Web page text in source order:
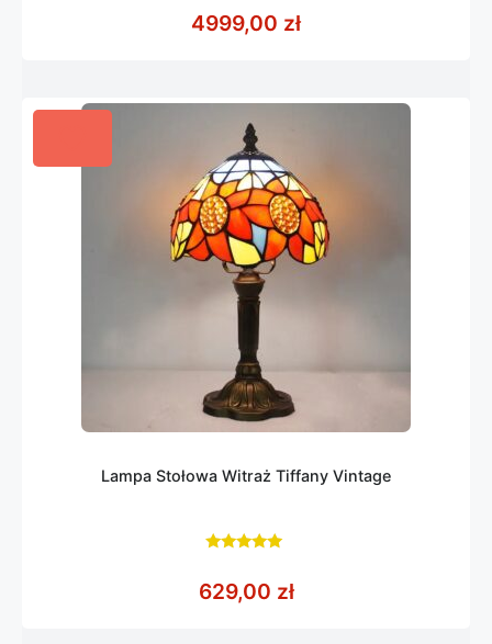
5
4999,00 zł
Lampa Stołowa Witraż Tiffany Vintage
629,00 zł